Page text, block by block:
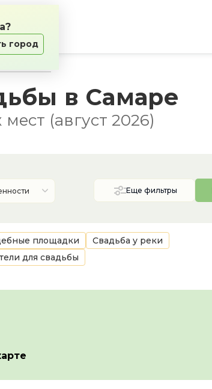
город
в Самаре
(август 2026)
Еще фильтры
площадки
Свадьба у реки
для свадьбы